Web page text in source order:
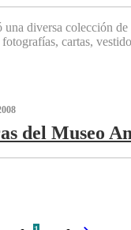
una diversa colección
cartas,
del Museo